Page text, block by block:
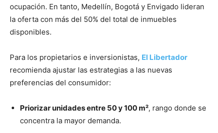
ocupación. En tanto, Medellín, Bogotá y Envigado lideran
la oferta con más del 50% del total de inmuebles
disponibles.
Para los propietarios e inversionistas, El Libertador
recomienda ajustar las estrategias a las nuevas
preferencias del consumidor:
Priorizar unidades entre 50 y 100 m², rango donde se
concentra la mayor demanda.